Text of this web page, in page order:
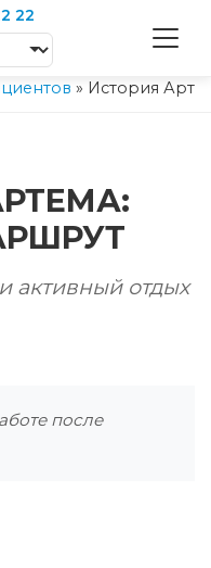
22
» История
активный отдых
после